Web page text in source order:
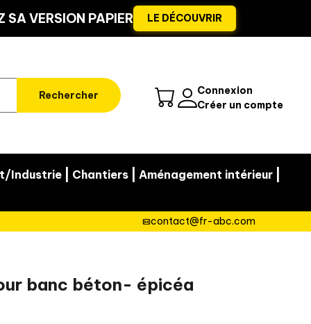
VERSION PAPIER LE DÉCOUVRIR
Rechercher
Connexion
Créer un compte
Industrie Chantiers Aménagement intérieur
contact@fr-abc.com
banc béton- épicéa